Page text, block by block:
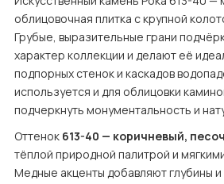
облицовочная плитка с крупной
Грубые, выразительные грани
характер коллекции и делают её
подпорных стенок и каскадов
используется и для облицовки
подчеркнуть монументальность и
Оттенок 613-40 — коричневый,
тёплой природной палитрой и
Медные акценты добавляют глубины